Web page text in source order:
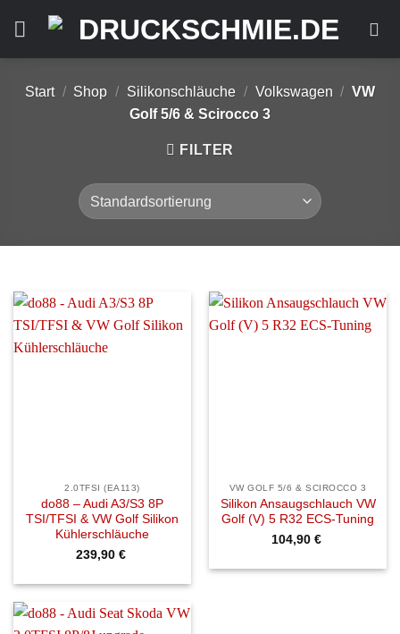
Inhalt
springen
Start / Shop / Silikonschläuche / Volkswagen / VW
Golf 5/6 & Scirocco 3
FILTER
2.0TFSI (EA113)
do88 – Audi A3/S3 8P
TSI/TFSI & VW Golf Silikon
Kühlerschläuche
239,90 €
VW GOLF 5/6 & SCIROCCO 3
Silikon Ansaugschlauch VW
Golf (V) 5 R32 ECS-Tuning
104,90 €